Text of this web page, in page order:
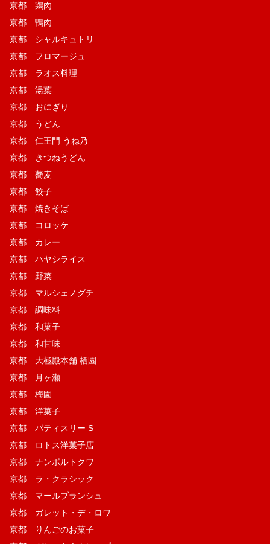
京都 鶏肉
京都 鴨肉
京都 シャルキュトリ
京都 フロマージュ
京都 ラオス料理
京都 湯葉
京都 おにぎり
京都 うどん
京都 仁王門 うね乃
京都 きつねうどん
京都 蕎麦
京都 餃子
京都 焼きそば
京都 コロッケ
京都 カレー
京都 ハヤシライス
京都 野菜
京都 マルシェノグチ
京都 調味料
京都 和菓子
京都 和甘味
京都 大極殿本舗 栖園
京都 月ヶ瀬
京都 梅園
京都 洋菓子
京都 パティスリー S
京都 ロトス洋菓子店
京都 ナンポルトクワ
京都 ラ・クラシック
京都 マールブランシュ
京都 ガレット・デ・ロワ
京都 りんごのお菓子